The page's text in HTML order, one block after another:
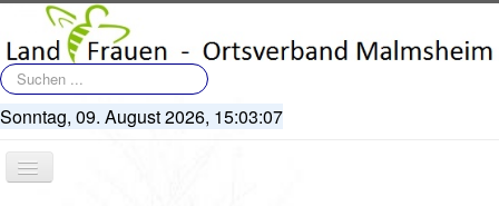
Suchen
...
Sonntag, 09. August 2026, 15:03:07
Navigation
an/aus